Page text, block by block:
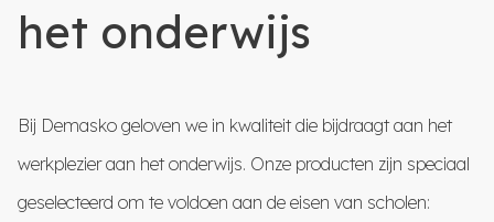
het onderwijs
Bij Demasko geloven we in kwaliteit die bijdraagt aan het
werkplezier aan het onderwijs. Onze producten zijn speciaal
geselecteerd om te voldoen aan de eisen van scholen: